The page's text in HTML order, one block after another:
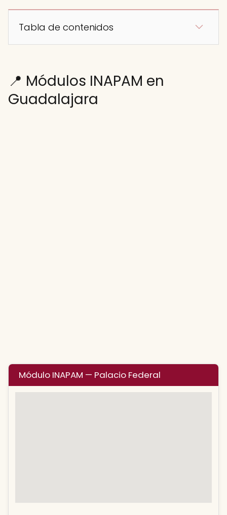
Tabla de contenidos
📍 Módulos INAPAM en
Guadalajara
Módulo INAPAM — Palacio Federal